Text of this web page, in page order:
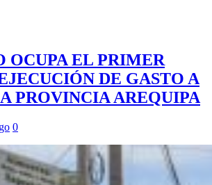
OCUPA EL PRIMER
DE GASTO A
PROVINCIA AREQUIPA
0